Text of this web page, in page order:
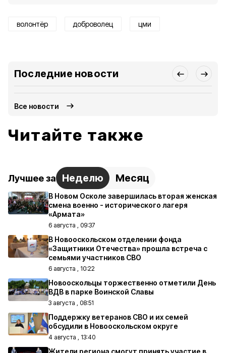
волонтёр доброволец цми
Последние новости
Все новости
Читайте также
Лучшее за Неделю Месяц
В Новом Осколе завершилась вторая женская
смена военно - исторического лагеря
«Армата»
6 августа , 09:37
В Новооскольском отделении фонда
«Защитники Отечества» прошла встреча с
семьями участников СВО
6 августа , 10:22
Новооскольцы торжественно отметили День
ВДВ в парке Воинской Славы
3 августа , 08:51
Поддержку ветеранов СВО и их семей
обсудили в Новооскольском округе
4 августа , 13:40
Жители региона смогут принять участие в